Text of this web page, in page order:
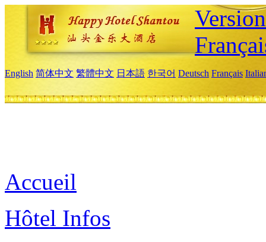
English 简体中文 繁體中文 日本語 한국어 Deutsch Français
Accueil
Hôtel Infos